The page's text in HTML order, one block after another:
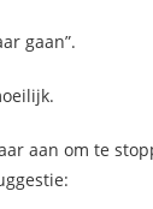
gaan”.
aan om te